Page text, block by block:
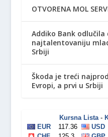
OTVORENA MOL
Addiko Bank odlučila
najtalentovaniju
Srbiji
Škoda je treći
Evropi, a prvi u Srbiji